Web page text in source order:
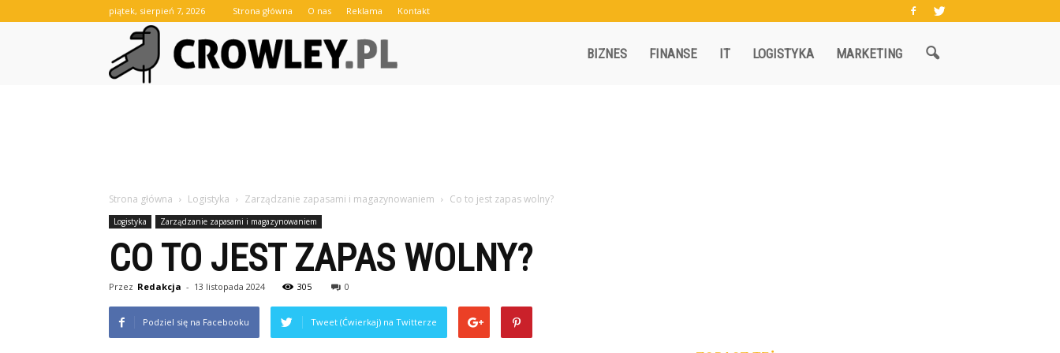
piątek, sierpień 7, 2026 Strona główna O nas Reklama Kontakt
BIZNES FINANSE IT LOGISTYKA MARKETING
Strona główna Logistyka Zarządzanie zapasami i magazynowaniem Co to jest zapas wolny?
Logistyka Zarządzanie zapasami i magazynowaniem
CO TO JEST ZAPAS WOLNY?
Przez Redakcja - 13 listopada 2024 305 0
Podziel się na Facebooku Tweet (Ćwierkaj) na Twitterze